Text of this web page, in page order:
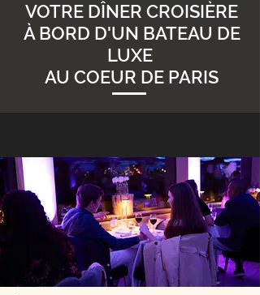
VOTRE DÎNER CROISIÈRE
À BORD D'UN BATEAU DE
LUXE
AU COEUR DE PARIS